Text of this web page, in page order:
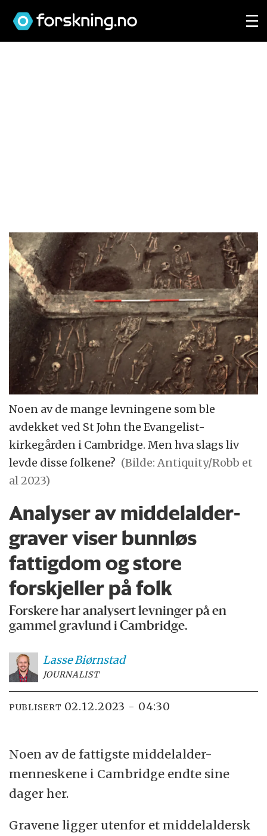
Noen av de mange levningene som ble
avdekket ved St John the Evangelist-
kirkegården i Cambridge. Men hva slags liv
levde disse folkene? (Bilde: Antiquity/Robb et
al 2023)
Analyser av middelalder-
graver viser bunnløs
fattigdom og store
forskjeller på folk
Forskere har analysert levninger på en
gammel gravlund i Cambridge.
LasseBiørnstad
JOURNALIST
PUBLISERT 02.12.2023 - 04:30
Noen av de fattigste middelalder-
menneskene i Cambridge endte sine
dager her.
Gravene ligger utenfor et middelaldersk